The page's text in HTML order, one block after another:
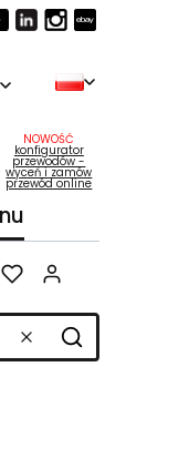
NOWOŚĆ
konfigurator
przewodów -
wyceń i zamów
przewód online
WyczyśćSzukaj